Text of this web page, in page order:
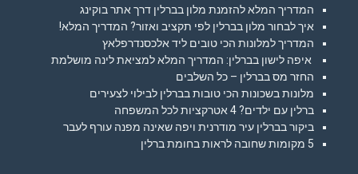
המדריך המלא להזמנת מלון בברלין דרך אתר בוקינג
איך לבחור מלון בברלין לפי תקציב ואזור? המדריך המלא!
המדריך למלונות הכי טובים ליד אלכסנדרפלאץ
איפה לישון בברלין: המדריך המלא למציאת לינה מושלמת
החזר מס בברלין – כל השלבים
מלונות בשכונות הכי טובות בברלין לבילוי לצעירים
ברלין עם ילדים? 4 אטרקציות לכל המשפחה
ביקור בברלין עיר מודרנית ויפה שאינה מפנה עורף לעבר
5 מקומות שחובה לראות בחומת ברלין